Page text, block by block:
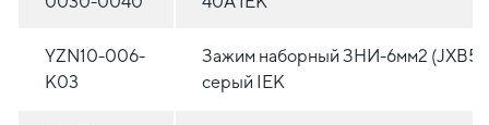
YZN10-006-
K03
Зажим наборный ЗНИ-6мм2
серый IEK